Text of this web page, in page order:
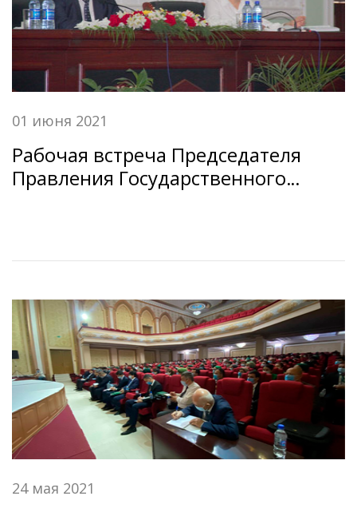
01 июня 2021
Рабочая встреча Председателя
Правления Государственного
банковского обслуживания ГСБ РТ
«Амонатбонк» Кулябского региона
Хатлонской области.
24 мая 2021